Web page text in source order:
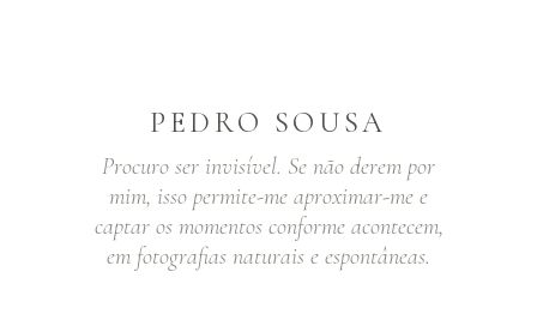
PEDRO SOUSA
Procuro ser invisível. Se não derem por
mim, isso permite-me aproximar-me e
captar os momentos conforme acontecem,
em fotografias naturais e espontâneas.